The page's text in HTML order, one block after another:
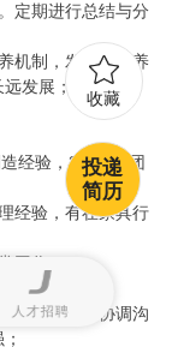
定期进行总结与分
机制，发掘和培养
发展；
经验，3年以上团
经验，有在家具行
工作；
判断能力、协调沟
人才招聘
收藏
投递
简历